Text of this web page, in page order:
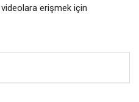
erişmek için